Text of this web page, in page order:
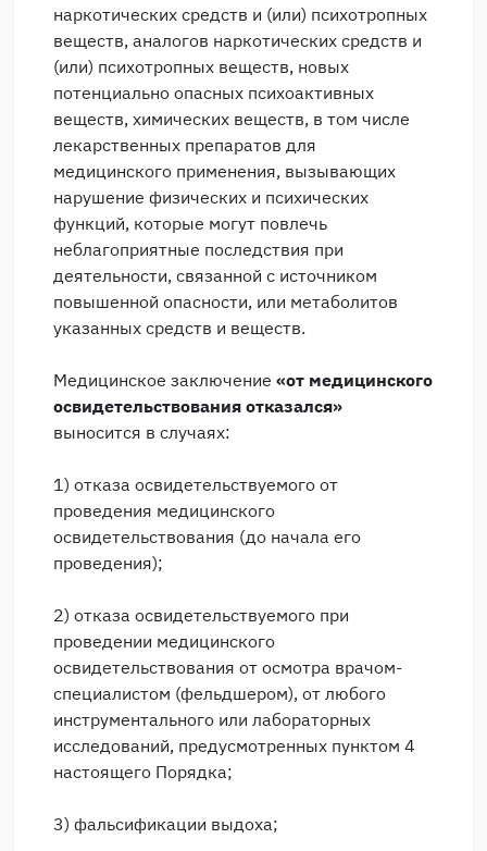
наркотических средств и (или) психотропных
веществ, аналогов наркотических средств и
(или) психотропных веществ, новых
потенциально опасных психоактивных
веществ, химических веществ, в том числе
лекарственных препаратов для
медицинского применения, вызывающих
нарушение физических и психических
функций, которые могут повлечь
неблагоприятные последствия при
деятельности, связанной с источником
повышенной опасности, или метаболитов
указанных средств и веществ.
Медицинское заключение «от медицинского
освидетельствования отказался»
выносится в случаях:
1) отказа освидетельствуемого от
проведения медицинского
освидетельствования (до начала его
проведения);
2) отказа освидетельствуемого при
проведении медицинского
освидетельствования от осмотра врачом-
специалистом (фельдшером), от любого
инструментального или лабораторных
исследований, предусмотренных пунктом 4
настоящего Порядка;
3) фальсификации выдоха;